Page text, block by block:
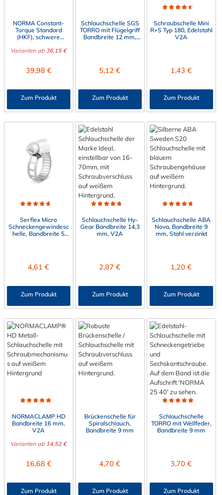
NORMA Constant-
Torque Standard
(HKF), schwere
Tellerfeder,
Varianten ab 36,15 €
Regulärer Preis:
39,98 €
Zum Produkt
Schlauchschelle SGS
TORRO mit Flügelgriff
Bandbreite 12 mm,
Regulärer Preis:
5,12 €
Zum Produkt
Schraubschelle Mini
R+S Typ 180, Edelstahl
V2A
Regulärer Preis:
1,43 €
Zum Produkt
Serflex Micro
Schneckengewindesc
helle, Bandbreite 5
Regulärer Preis:
4,61 €
Zum Produkt
Schlauchschelle Hy-
Gear Bandbreite 14,3
mm, V2A
Regulärer Preis:
2,87 €
Zum Produkt
Schlauchschelle ABA
Nova, Bandbreite 9
mm, Stahl verzinkt
Regulärer Preis:
1,20 €
Zum Produkt
NORMACLAMP HD
Bandbreite 16 mm,
V2A
Varianten ab 14,52 €
Regulärer Preis:
16,68 €
Zum Produkt
Brückenschelle für
Spiralschlauch,
Bandbreite 9 mm
Regulärer Preis:
4,70 €
Zum Produkt
Schlauchschelle
TORRO mit Wellfeder,
Bandbreite 9 mm
Regulärer Preis:
3,70 €
Zum Produkt